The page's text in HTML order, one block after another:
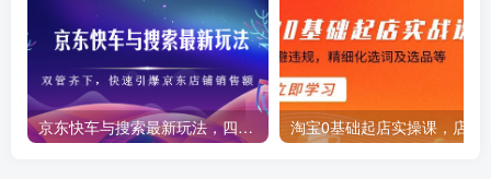
京东快车与搜索最新玩法，四个维度抢占红利，引爆京东平台